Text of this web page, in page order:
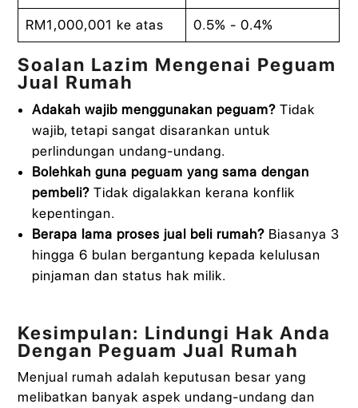
RM1,000,001 ke atas 0.5% - 0.4%
Soalan Lazim Mengenai Peguam
Jual Rumah
Adakah wajib menggunakan peguam?Tidak
wajib, tetapi sangat disarankan untuk
perlindungan undang-undang.
Bolehkah guna peguam yang sama dengan
pembeli?Tidak digalakkan kerana konflik
kepentingan.
Berapa lama proses jual beli rumah?Biasanya 3
hingga 6 bulan bergantung kepada kelulusan
pinjaman dan status hak milik.
Kesimpulan: Lindungi Hak Anda
Dengan Peguam Jual Rumah
Menjual rumah adalah keputusan besar yang
melibatkan banyak aspek undang-undang dan